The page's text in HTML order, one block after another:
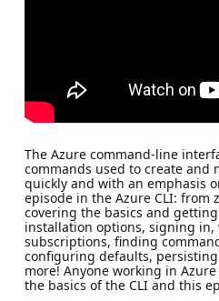
The Azure command-line
commands used to create and
quickly and with an emphasis
episode in the Azure CLI: from
covering the basics and
installation options, signing in,
subscriptions, finding
configuring defaults,
more! Anyone working in
the basics of the CLI and this